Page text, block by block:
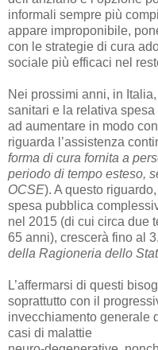
informali sempre più
appare improponibile,
con le strategie di cura
sociale più efficaci nel
Nei prossimi anni, in
sanitari e la relativa
ad aumentare in modo
riguarda l’assistenza
forma di cura fornita a
periodo di tempo esteso,
OCSE). A questo
spesa pubblica
nel 2015 (di cui circa due
65 anni), crescerà fino al
della Ragioneria dello
L’affermarsi di questi
soprattutto con il
invecchiamento generale
casi di malattie